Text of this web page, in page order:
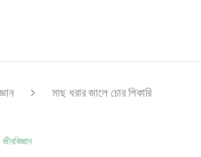
মাছ ধরার জালে চোর শিকারি